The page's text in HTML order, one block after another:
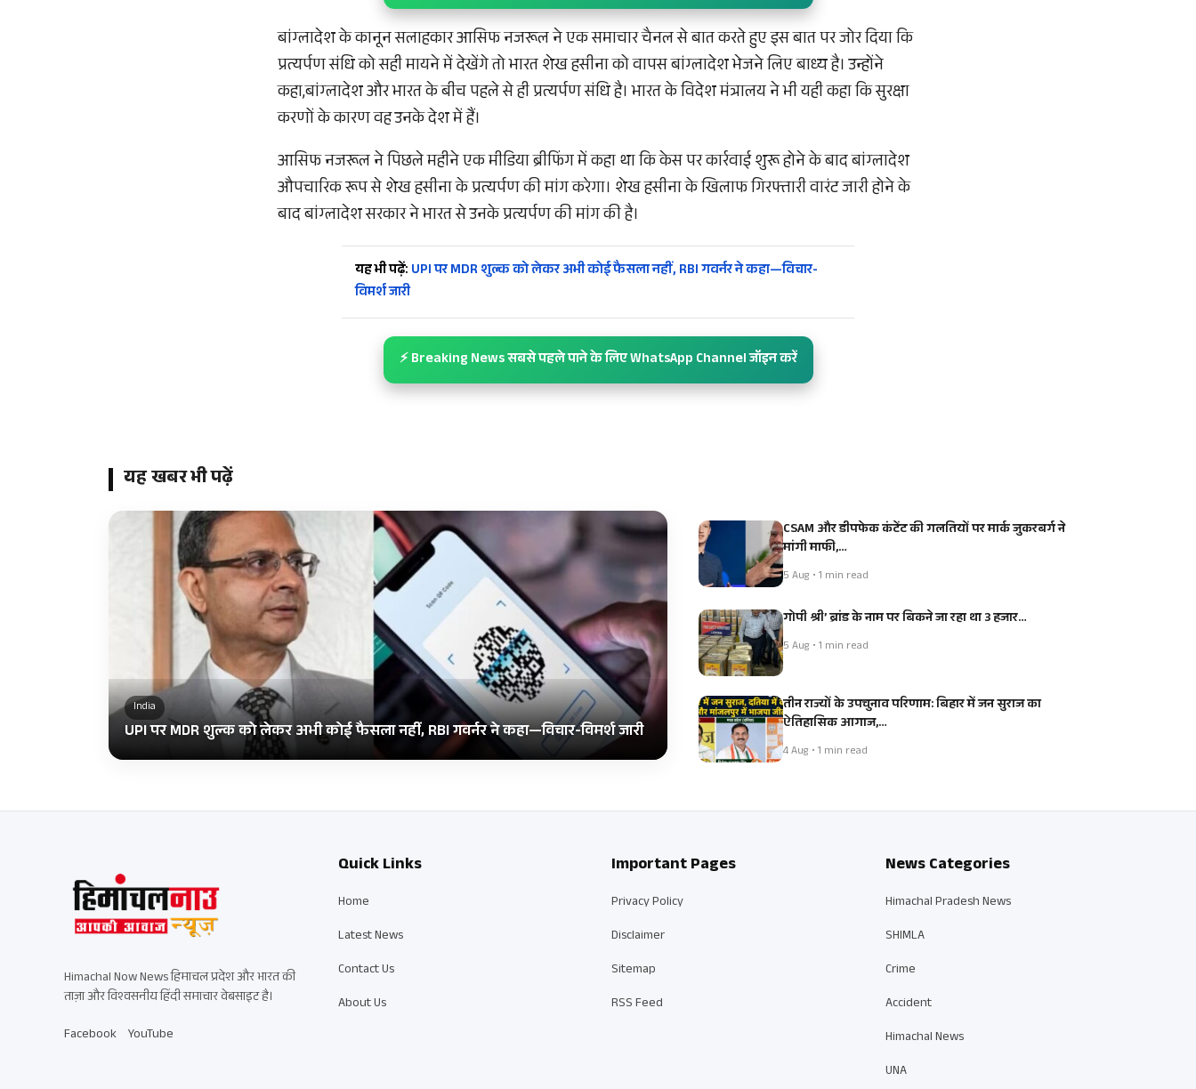
बांग्लादेश के कानून सलाहकार आसिफ नजरूल ने एक समाचार चैनल से बात करते हुए इस बात पर जोर दिया कि
प्रत्यर्पण संधि को सही मायने में देखेंगे तो भारत शेख हसीना को वापस बांग्लादेश भेजने लिए बाध्य है। उन्होंने
कहा,बांग्लादेश और भारत के बीच पहले से ही प्रत्यर्पण संधि है। भारत के विदेश मंत्रालय ने भी यही कहा कि सुरक्षा
करणों के कारण वह उनके देश में हैं।
आसिफ नजरूल ने पिछले महीने एक मीडिया ब्रीफिंग में कहा था कि केस पर कार्रवाई शुरू होने के बाद बांग्लादेश
औपचारिक रूप से शेख हसीना के प्रत्यर्पण की मांग करेगा। शेख हसीना के खिलाफ गिरफ्तारी वारंट जारी होने के
बाद बांग्लादेश सरकार ने भारत से उनके प्रत्यर्पण की मांग की है।
यह भी पढ़ें: UPI पर MDR शुल्क को लेकर अभी कोई फैसला नहीं, RBI गवर्नर ने कहा—विचार-
विमर्श जारी
⚡ Breaking News सबसे पहले पाने के लिए WhatsApp Channel जॉइन करें
यह खबर भी पढ़ें
India
UPI पर MDR शुल्क को लेकर अभी कोई फैसला नहीं, RBI गवर्नर ने कहा—विचार-विमर्श जारी
CSAM और डीपफेक कंटेंट की गलतियों पर मार्क जुकरबर्ग ने
मांगी माफी,…
5 Aug • 1 min read
गोपी श्री’ ब्रांड के नाम पर बिकने जा रहा था 3 हजार…
5 Aug • 1 min read
तीन राज्यों के उपचुनाव परिणाम: बिहार में जन सुराज का
ऐतिहासिक आगाज,…
4 Aug • 1 min read
Himachal Now News हिमाचल प्रदेश और भारत की
ताज़ा और विश्वसनीय हिंदी समाचार वेबसाइट है।
Facebook YouTube
Quick Links
Home
Latest News
Contact Us
About Us
Important Pages
Privacy Policy
Disclaimer
Sitemap
RSS Feed
News Categories
Himachal Pradesh News
SHIMLA
Crime
Accident
Himachal News
UNA